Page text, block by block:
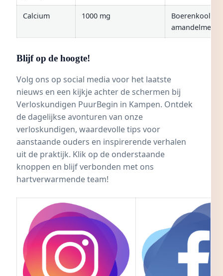
Calcium 1000 mg
Boerenkool,
amandelmelk,
Blijf op de hoogte!
Volg ons op social media voor het laatste
nieuws en een kijkje achter de schermen bij
Verloskundigen PuurBegin in Kampen. Ontdek
de dagelijkse avonturen van onze
verloskundigen, waardevolle tips voor
aanstaande ouders en inspirerende verhalen
uit de praktijk. Klik op de onderstaande
knoppen en blijf verbonden met ons
hartverwarmende team!